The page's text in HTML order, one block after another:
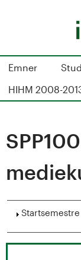
S
d
a
Emner
HIHM 2008-
Vis
Startsemestre